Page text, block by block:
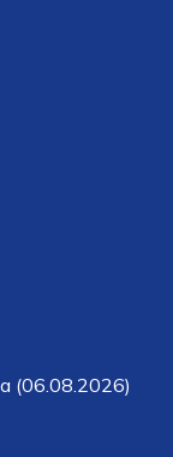
(06.08.2026)